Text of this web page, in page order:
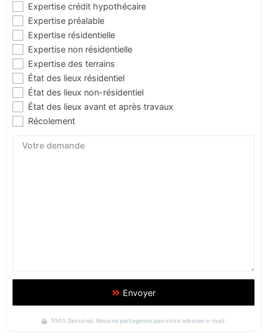
Expertise crédit hypothécaire
Expertise préalable
Expertise résidentielle
Expertise non résidentielle
Expertise des terrains
État des lieux résidentiel
État des lieux non-résidentiel
État des lieux avant et après travaux
Récolement
Envoyer
100% Sécurisé. Nous ne partageons pas votre adresse e-mail.